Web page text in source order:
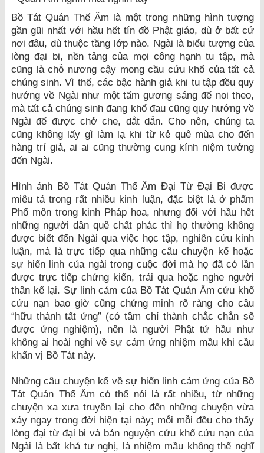
Bồ Tát Quán Thế Âm là một trong những hình tượng
gần gũi nhất với hầu hết tín đồ Phật giáo, dù ở bất cứ
nơi đâu, dù thuộc tầng lớp nào. Ngài là biểu tượng của
lòng đại bi, nền tảng của mọi công hạnh tu tập, mà
cũng là chỗ nương cậy mong cầu cứu khổ của tất cả
chúng sinh. Vì thế, các bậc hành giả khi tu tập đều quy
hướng về Ngài như một tấm gương sáng để noi theo,
mà tất cả chúng sinh đang khổ đau cũng quy hướng về
Ngài để được chở che, dắt dẫn. Cho nên, chúng ta
cũng không lấy gì làm lạ khi từ kẻ quê mùa cho đến
hàng trí giả, ai ai cũng thường cung kính niệm tưởng
đến Ngài.
Hình ảnh Bồ Tát Quán Thế Âm Đại Từ Đại Bi được
miêu tả trong rất nhiều kinh luận, đặc biệt là ở phẩm
Phổ môn trong kinh Pháp hoa, nhưng đối với hầu hết
những người dân quê chất phác thì họ thường không
được biết đến Ngài qua việc học tập, nghiên cứu kinh
luận, mà là trực tiếp qua những câu chuyện kể hoặc
sự hiển linh của ngài trong cuộc đời mà họ đã có lần
được trực tiếp chứng kiến, trải qua hoặc nghe người
thân kể lại. Sự linh cảm của Bồ Tát Quán Âm cứu khổ
cứu nạn bao giờ cũng chứng minh rõ ràng cho câu
“hữu thành tất ứng” (có tâm chí thành chắc chắn sẽ
được ứng nghiệm), nên là người Phật tử hầu như
không ai hoài nghi về sự cảm ứng nhiệm mầu khi cầu
khấn vị Bồ Tát này.
Những câu chuyện kể về sự hiển linh cảm ứng của Bồ
Tát Quán Thế Âm có thể nói là rất nhiều, từ những
chuyện xa xưa truyền lại cho đến những chuyện vừa
xảy ngay trong đời hiện tại này; mỗi mỗi đều cho thấy
lòng đại từ đại bi và bản nguyện cứu khổ cứu nạn của
Ngài là bất khả tư nghị, là nhiệm mầu không thể nghĩ